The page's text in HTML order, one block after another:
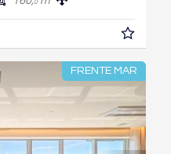
0
FRENTE MAR